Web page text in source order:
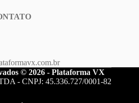
© 2026 - Plataforma VX
- CNPJ: 45.336.727/0001-82